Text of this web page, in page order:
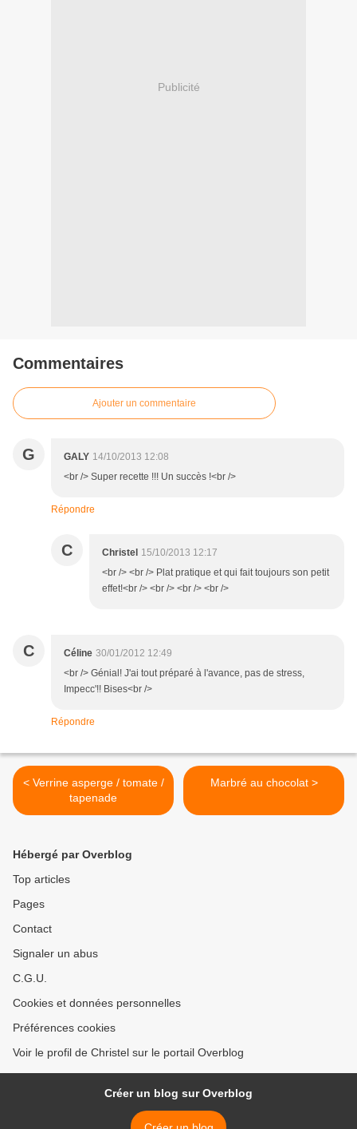
Publicité
Commentaires
Ajouter un commentaire
G GALY 14/10/2013 12:08
<br /> Super recette !!! Un succès !<br />
Répondre
C Christel 15/10/2013 12:17
<br /> <br /> Plat pratique et qui fait toujours son petit
effet!<br /> <br /> <br /> <br />
C Céline 30/01/2012 12:49
<br /> Génial! J'ai tout préparé à l'avance, pas de stress,
Impecc'!! Bises<br />
Répondre
< Verrine asperge / tomate /
tapenade
Marbré au chocolat >
Hébergé par Overblog
Top articles
Pages
Contact
Signaler un abus
C.G.U.
Cookies et données personnelles
Préférences cookies
Voir le profil de Christel sur le portail Overblog
Créer un blog sur Overblog